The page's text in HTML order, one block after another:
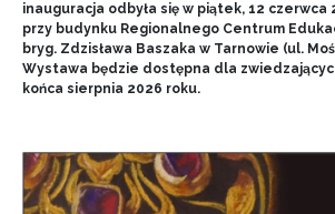
inauguracja odbyła się w piątek, 12 czerwca
przy budynku Regionalnego Centrum
bryg. Zdzisława Baszaka w Tarnowie (ul.
Wystawa będzie dostępna dla
końca sierpnia 2026 roku.